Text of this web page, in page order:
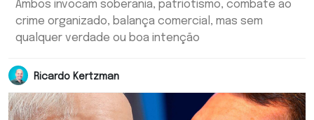
Ambos invocam soberania, patriotismo, combate ao
crime organizado, balança comercial, mas sem
qualquer verdade ou boa intenção
Ricardo Kertzman